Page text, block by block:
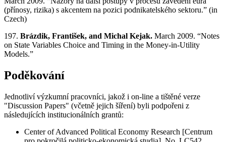
(přínosy, rizika) s akcentem na pozici podnikatelského sektoru.” (in
Czech)
197. Brázdik, František, and Michal Kejak. March 2009. “Notes
on State Variables Choice and Timing in the Money-in-Utility
Models.”
Poděkování
Jednotliví výzkumní pracovníci, jakož i on-line a tištěné verze
"Discussion Papers" (včetně jejich šíření) byli podpořeni z
následujících institucionálních grantů:
Center of Advanced Political Economy Research [Centrum